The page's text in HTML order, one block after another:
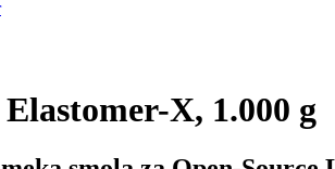
Elastomer-X, 1.000 g